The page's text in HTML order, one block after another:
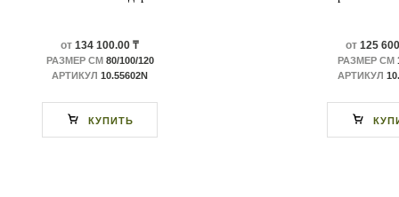
от 134 100.00 ₸
РАЗМЕР СМ80/100/120
АРТИКУЛ 10.55602N
КУПИТЬ
от 125
РАЗМЕР СМ
АРТИКУЛ